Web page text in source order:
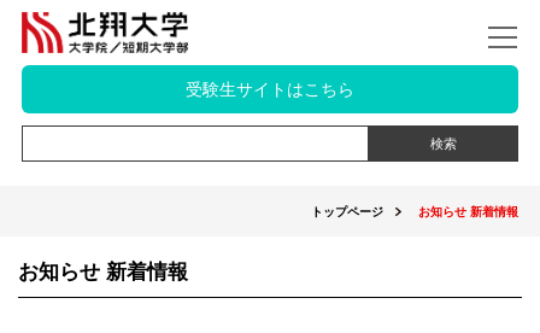
受験生サイトはこちら
トップページ お知らせ 新着情報
お知らせ 新着情報